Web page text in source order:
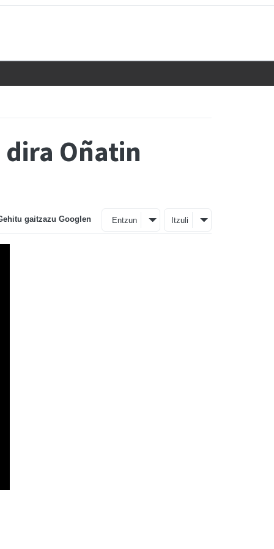
Oñatin
gaitzazu Googlen Entzun Itzuli